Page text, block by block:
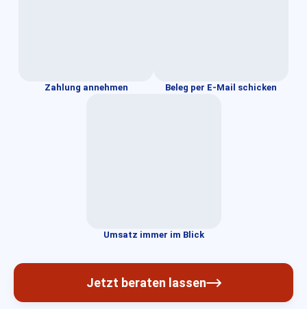
Zahlung annehmen Beleg per E-Mail schicken
Umsatz immer im Blick
Jetzt beraten lassen